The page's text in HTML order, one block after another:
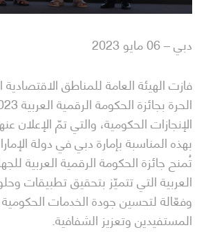
دبي – 06 مايو 2023
فازت الهيئة العامة للمناطق
الإنجازات الحكومية، والتي تمّ الإعلان
بهذه المناسبة بإمارة دبي في دولة
تُمنح جائزة الحكومة الرقمية العربية
العربية التي تتميّز بتحقيق تطبيقات
وفعّالة لتحسين جودة الخدمات الحكومية
المستفيدين وتعزيز الشفافية.